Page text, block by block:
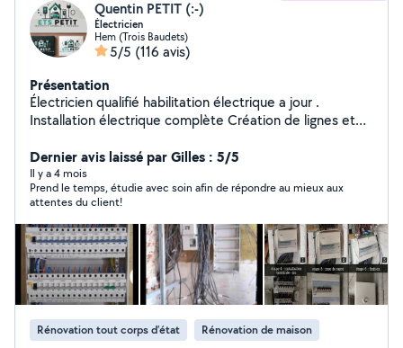
Quentin PETIT (:-)
Électricien
Hem (Trois Baudets)
5/5 (116 avis)
Présentation
Électricien qualifié habilitation électrique a jour .
Installation électrique complète Création de lignes et
électrique Mise en sécurité Rénovation et dépannage
Spécialisé également dans l'installation de bornes de
recharge pour véhicules électriques.
Dernier avis laissé par Gilles : 5/5
Il y a 4 mois
Prend le temps, étudie avec soin afin de répondre au mieux aux
attentes du client!
Rénovation tout corps d’état Rénovation de maison